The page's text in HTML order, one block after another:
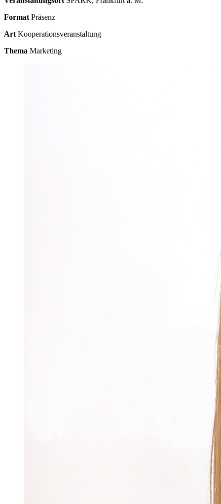
Format Präsenz
Art Kooperationsveranstaltung
Thema Marketing